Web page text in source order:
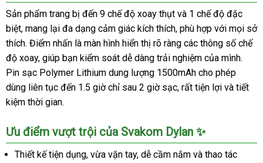
Sản phẩm trang bị đến 9 chế độ xoay thụt và 1 chế độ đặc
biệt, mang lại đa dạng cảm giác kích thích, phù hợp với mọi sở
thích. Điểm nhấn là màn hình hiển thị rõ ràng các thông số chế
độ xoay, giúp bạn kiểm soát dễ dàng trải nghiệm của mình.
Pin sạc Polymer Lithium dung lượng 1500mAh cho phép
dùng liên tục đến 1.5 giờ chỉ sau 2 giờ sạc, rất tiện lợi và tiết
kiệm thời gian.
Ưu điểm vượt trội của Svakom Dylan ✨
Thiết kế tiện dụng, vừa vặn tay, dễ cầm nắm và thao tác